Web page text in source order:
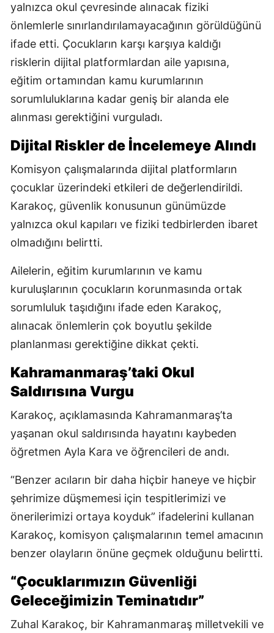
yalnızca okul çevresinde alınacak fiziki
önlemlerle sınırlandırılamayacağının görüldüğünü
ifade etti. Çocukların karşı karşıya kaldığı
risklerin dijital platformlardan aile yapısına,
eğitim ortamından kamu kurumlarının
sorumluluklarına kadar geniş bir alanda ele
alınması gerektiğini vurguladı.
Dijital Riskler de İncelemeye Alındı
Komisyon çalışmalarında dijital platformların
çocuklar üzerindeki etkileri de değerlendirildi.
Karakoç, güvenlik konusunun günümüzde
yalnızca okul kapıları ve fiziki tedbirlerden ibaret
olmadığını belirtti.
Ailelerin, eğitim kurumlarının ve kamu
kuruluşlarının çocukların korunmasında ortak
sorumluluk taşıdığını ifade eden Karakoç,
alınacak önlemlerin çok boyutlu şekilde
planlanması gerektiğine dikkat çekti.
Kahramanmaraş’taki Okul
Saldırısına Vurgu
Karakoç, açıklamasında Kahramanmaraş’ta
yaşanan okul saldırısında hayatını kaybeden
öğretmen Ayla Kara ve öğrencileri de andı.
“Benzer acıların bir daha hiçbir haneye ve hiçbir
şehrimize düşmemesi için tespitlerimizi ve
önerilerimizi ortaya koyduk” ifadelerini kullanan
Karakoç, komisyon çalışmalarının temel amacının
benzer olayların önüne geçmek olduğunu belirtti.
“Çocuklarımızın Güvenliği
Geleceğimizin Teminatıdır”
Zuhal Karakoç, bir Kahramanmaraş milletvekili ve